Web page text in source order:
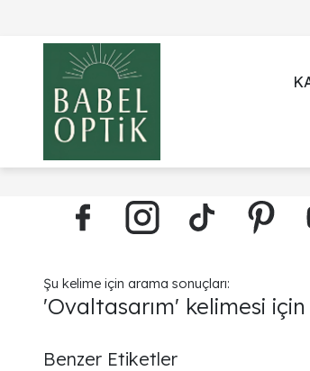
Şu kelime için arama sonuçları:
'Ovaltasarım' kelimesi
Benzer Etiketler